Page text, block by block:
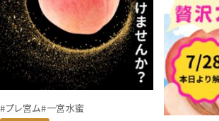
#プレ宮ム#一宮水蜜